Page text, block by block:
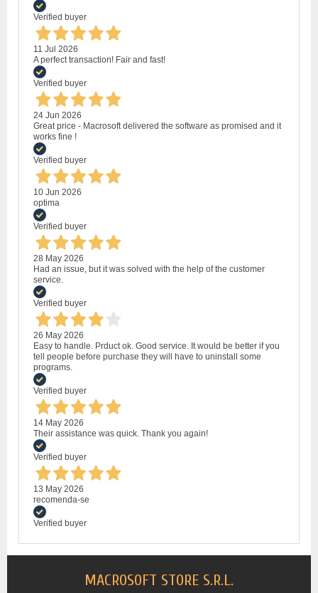
Verified buyer
11 Jul 2026
A perfect transaction! Fair and fast!
Verified buyer
24 Jun 2026
Great price - Macrosoft delivered the software as promised and it
works fine !
Verified buyer
10 Jun 2026
optima
Verified buyer
28 May 2026
Had an issue, but it was solved with the help of the customer
service.
Verified buyer
26 May 2026
Easy to handle. Prduct ok. Good service. It would be better if you
tell people before purchase they will have to uninstall some
programs.
Verified buyer
14 May 2026
Their assistance was quick. Thank you again!
Verified buyer
13 May 2026
recomenda-se
Verified buyer
MACROSOFT STORE S.R.L.